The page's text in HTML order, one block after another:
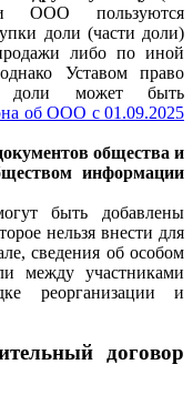
ООО пользуются
доли (части доли)
либо по иной
Уставом право
доли может быть
об ООО с 01.09.2025
общества и
информации
быть добавлены
нельзя внести для
сведения об особом
между участниками
реорганизации и
договор